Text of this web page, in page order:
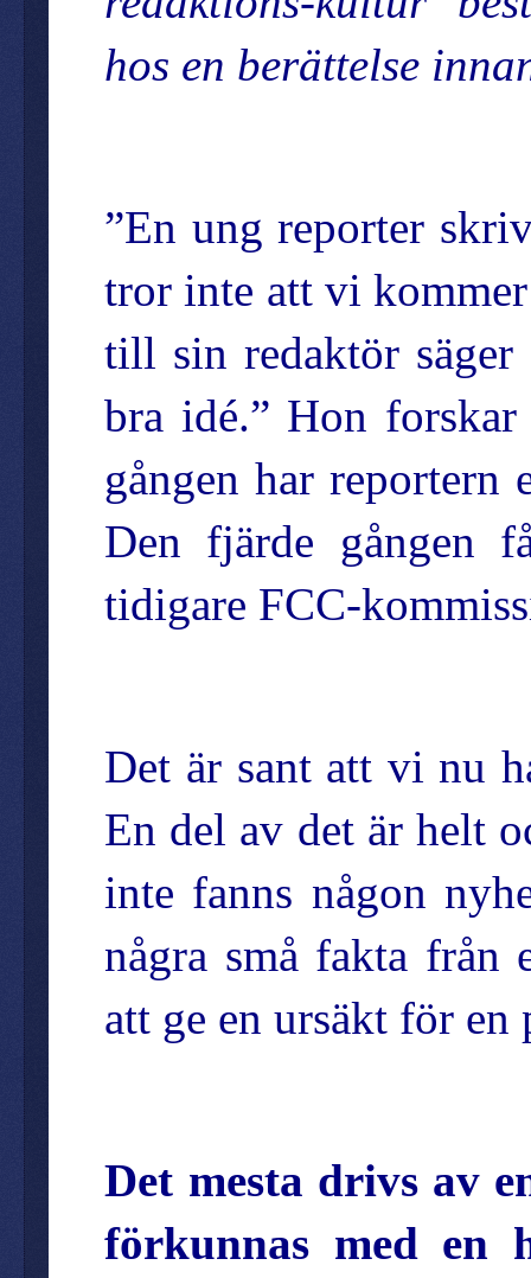
hos en berättelse
”En ung reporter
tror inte att vi
till sin redaktör säger
bra idé.” Hon
gången har
Den fjärde gången
tidigare FCC-
Det är sant att vi nu
En del av det är helt
inte fanns någon
några små fakta från
att ge en ursäkt för
Det mesta drivs av
förkunnas med en